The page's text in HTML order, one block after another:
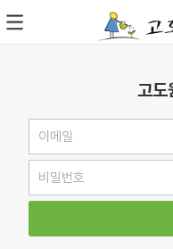
고도